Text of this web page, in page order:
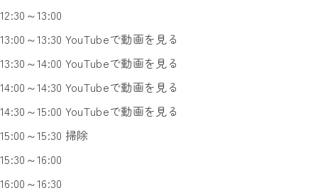
12:30～13:00
13:00～13:30 YouTubeで動画を見る
13:30～14:00 YouTubeで動画を見る
14:00～14:30 YouTubeで動画を見る
14:30～15:00 YouTubeで動画を見る
15:00～15:30 掃除
15:30～16:00
16:00～16:30